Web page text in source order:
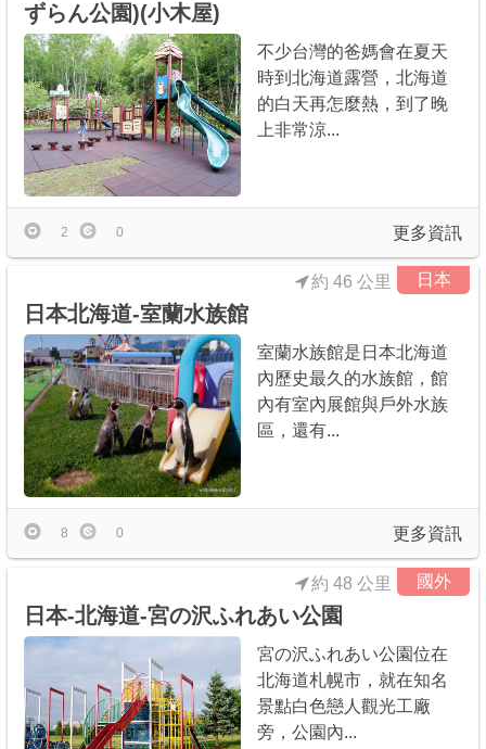
ずらん公園)(小木屋)
不少台灣的爸媽會在夏天
時到北海道露營，北海道
的白天再怎麼熱，到了晚
上非常涼...
更多資訊
2 0
日本
約 46 公里
日本北海道-室蘭水族館
室蘭水族館是日本北海道
內歷史最久的水族館，館
內有室內展館與戶外水族
區，還有...
更多資訊
8 0
國外
約 48 公里
日本-北海道-宮の沢ふれあい公園
宮の沢ふれあい公園位在
北海道札幌市，就在知名
景點白色戀人觀光工廠
旁，公園內...